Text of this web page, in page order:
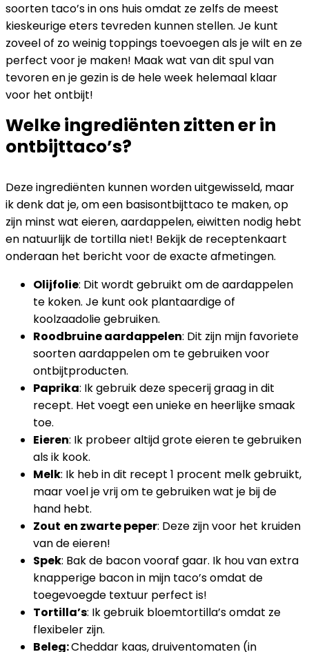
soorten taco’s in ons huis omdat ze zelfs de meest
kieskeurige eters tevreden kunnen stellen. Je kunt
zoveel of zo weinig toppings toevoegen als je wilt en ze
perfect voor je maken! Maak wat van dit spul van
tevoren en je gezin is de hele week helemaal klaar
voor het ontbijt!
Welke ingrediënten zitten er in
ontbijttaco’s?
Deze ingrediënten kunnen worden uitgewisseld, maar
ik denk dat je, om een ​​basisontbijttaco te maken, op
zijn minst wat eieren, aardappelen, eiwitten nodig hebt
en natuurlijk de tortilla niet! Bekijk de receptenkaart
onderaan het bericht voor de exacte afmetingen.
Olijfolie: Dit wordt gebruikt om de aardappelen
te koken. Je kunt ook plantaardige of
koolzaadolie gebruiken.
Roodbruine aardappelen: Dit zijn mijn favoriete
soorten aardappelen om te gebruiken voor
ontbijtproducten.
Paprika: Ik gebruik deze specerij graag in dit
recept. Het voegt een unieke en heerlijke smaak
toe.
Eieren: Ik probeer altijd grote eieren te gebruiken
als ik kook.
Melk: Ik heb in dit recept 1 procent melk gebruikt,
maar voel je vrij om te gebruiken wat je bij de
hand hebt.
Zout en zwarte peper: Deze zijn voor het kruiden
van de eieren!
Spek: Bak de bacon vooraf gaar. Ik hou van extra
knapperige bacon in mijn taco’s omdat de
toegevoegde textuur perfect is!
Tortilla’s: Ik gebruik bloemtortilla’s omdat ze
flexibeler zijn.
Beleg:Cheddar kaas, druiventomaten (in